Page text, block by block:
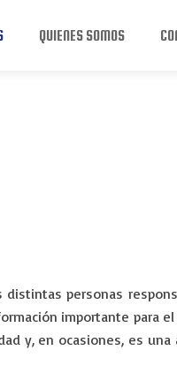
QUIENES SOMOS
personas
importante para
y, en ocasiones, es una